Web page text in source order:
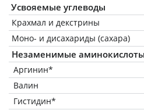
Усвояемые углеводы
Крахмал и декстрины
Моно- и дисахариды (сахара)
Незаменимые аминокислоты
Аргинин*
Валин
Гистидин*